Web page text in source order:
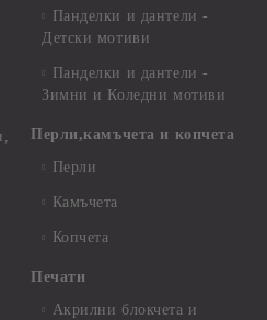
Панделки и дантели -
Детски мотиви
Панделки и дантели -
Зимни и Коледни мотиви
Перли,камъчета и копчета
Перли
Камъчета
Копчета
Печати
Акрилни блокчета и